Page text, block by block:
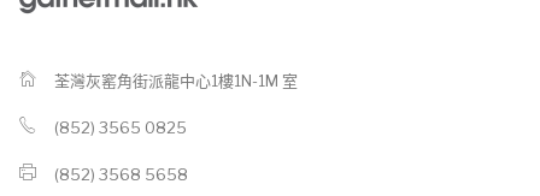
荃灣灰窰角街派龍中心1樓1N-1M 室
(852) 3565 0825
(852) 3568 5658